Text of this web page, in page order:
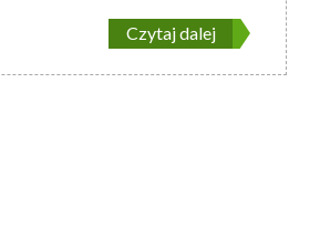
Czytaj dalej